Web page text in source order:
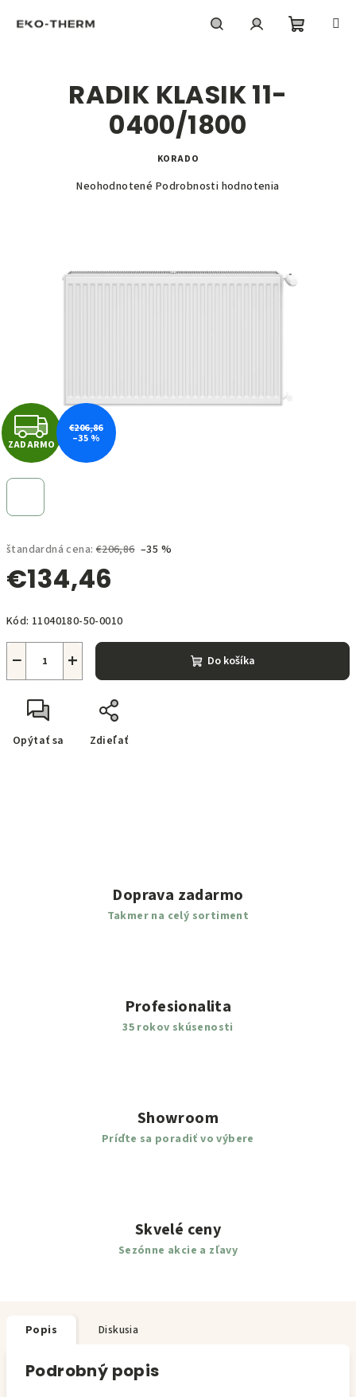
štandardná cena: €206,86 –35 %
€134,46
cena:
Kód: 11040180-50-0010
+
− Do košíka
Opýtať sa Zdieľať
RADIK KLASIK 11-
0400/1800
KORADO
Priemerné
5
Neohodnotené Podrobnosti hodnotenia
Z
A
R
M
O
ZADARMO
€206,86
–35 %
Doprava zadarmo
Takmer na celý sortiment
Profesionalita
35 rokov skúsenosti
Showroom
Príďte sa poradiť vo výbere
Skvelé ceny
Sezónne akcie a zľavy
Popis Diskusia
Podrobný popis